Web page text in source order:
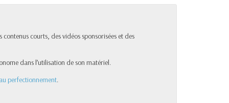
courts, des vidéos sponsorisées et des
dans l’utilisation de son matériel.
perfectionnement.